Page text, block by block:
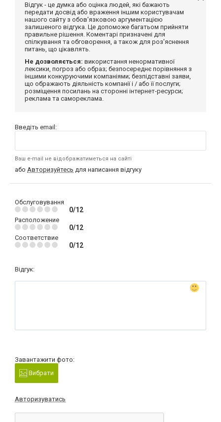
Відгук - це думка або оцінка людей, які бажають
передати досвід або враження іншим користувачам
нашого сайту з обов'язковою аргументацією
залишеного відгука. Це допоможе багатьом прийняти
правильне рішення. Коментарі призначені для
спілкування та обговорення, а також для роз'яснення
питань, що цікавлять.
Не дозволяється: використання ненормативної
лексики, погроз або образ; безпосереднє порівняння з
іншими конкуруючими компаніями; безпідставні заяви,
що ображають діяльність компанії і / або її послуги;
розміщення посилань на сторонні інтернет-ресурси;
реклама та самореклама.
Введіть email:
Ваш e-mail не відображатиметься на сайті
або Авторизуйтесь для написання відгуку
Обслуговування
0/12
Расположение
0/12
Соответствие
0/12
Відгук:
Завантажити фото:
Вибрати
Авторизуватись